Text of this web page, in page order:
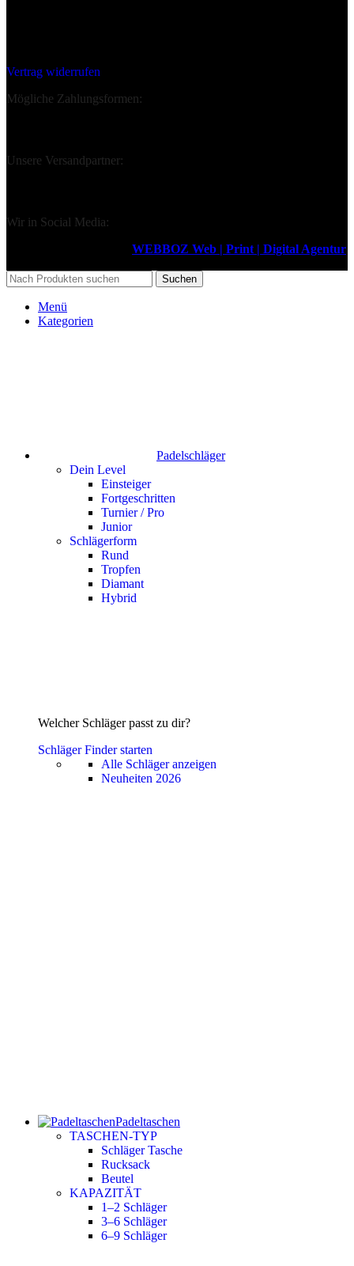
Vertrag widerrufen
Mögliche Zahlungsformen:
Unsere Versandpartner:
Wir in Social Media:
WEBBOZ Web | Print | Digital Agentur
Suchen
Menü
Kategorien
Padelschläger
Dein Level
Einsteiger
Fortgeschritten
Turnier / Pro
Junior
Schlägerform
Rund
Tropfen
Diamant
Hybrid
Welcher Schläger passt zu dir?
Schläger Finder starten
Alle Schläger anzeigen
Neuheiten 2026
Padeltaschen
TASCHEN-TYP
Schläger Tasche
Rucksack
Beutel
KAPAZITÄT
1–2 Schläger
3–6 Schläger
6–9 Schläger